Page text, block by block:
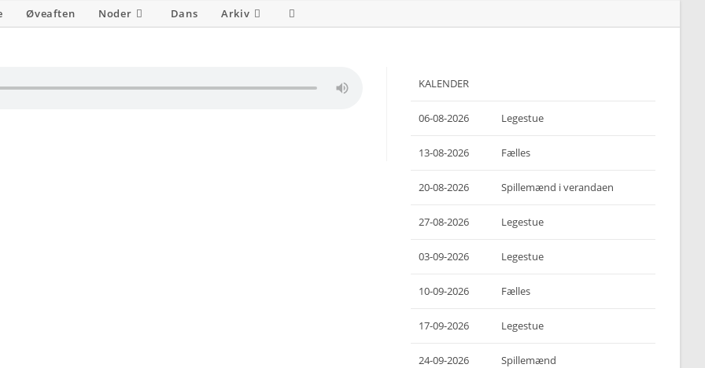
Øveaften Noder Dans Arkiv
Toggle
KALENDER
06-08-2026 Legestue
13-08-2026 Fælles
20-08-2026 Spillemænd i verandaen
27-08-2026 Legestue
03-09-2026 Legestue
10-09-2026 Fælles
17-09-2026 Legestue
24-09-2026 Spillemænd